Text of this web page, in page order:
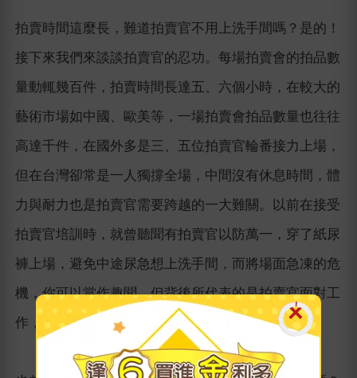
拍賣時間這麼長，難道拍賣官不用上洗手間嗎？是的！
接下來我們來談談拍賣官的忍功。每場拍賣會的拍品數
量動輒幾百件，拍賣時間長達五、六個小時，在較大的
藝術市場如中國、歐美等，一場拍賣會拍品數量也往往
高達千件，在國外多是三、五位拍賣官輪番接力上場，
但在台灣卻常是一人獨撐全場，中間沒有休息時間，體
力與耐力也是拍賣官需要跨越的一大難關。以前在接受
拍賣官培訓時，就曾聽聞有拍賣官以防萬一，穿了紙尿
褲上場，避免中途尿急想上洗手間，而將場面急凍的危
機，你可以當作趣聞，但背後所代表的是拍賣官面對工
作，嚴肅挑戰的一面。